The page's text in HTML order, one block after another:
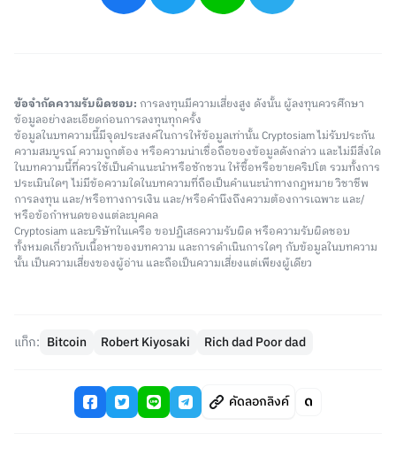
ข้อจำกัดความรับผิดชอบ: การลงทุนมีความเสี่ยงสูง ดังนั้น ผู้ลงทุนควรศึกษา
ข้อมูลอย่างละเอียดก่อนการลงทุนทุกครั้ง
ข้อมูลในบทความนี้มีจุดประสงค์ในการให้ข้อมูลเท่านั้น Cryptosiam ไม่รับประกัน
ความสมบูรณ์ ความถูกต้อง หรือความน่าเชื่อถือของข้อมูลดังกล่าว และไม่มีสิ่งใด
ในบทความนี้ที่ควรใช้เป็นคำแนะนำหรือชักชวน ให้ซื้อหรือขายคริปโต รวมทั้งการ
ประเมินใดๆ ไม่มีข้อความใดในบทความที่ถือเป็นคำแนะนำทางกฎหมาย วิชาชีพ
การลงทุน และ/หรือทางการเงิน และ/หรือคำนึงถึงความต้องการเฉพาะ และ/
หรือข้อกำหนดของแต่ละบุคคล
Cryptosiam และบริษัทในเครือ ขอปฏิเสธความรับผิด หรือความรับผิดชอบ
ทั้งหมดเกี่ยวกับเนื้อหาของบทความ และการดำเนินการใดๆ กับข้อมูลในบทความ
นั้น เป็นความเสี่ยงของผู้อ่าน และถือเป็นความเสี่ยงแต่เพียงผู้เดียว
แท็ก: Bitcoin Robert Kiyosaki Rich dad Poor dad
คัดลอกลิงค์